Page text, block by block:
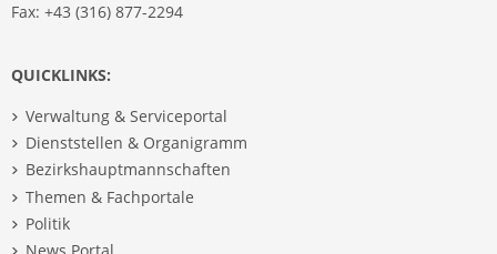
Fax: +43 (316) 877-2294
QUICKLINKS:
Verwaltung & Serviceportal
Dienststellen & Organigramm
Bezirkshauptmannschaften
Themen & Fachportale
Politik